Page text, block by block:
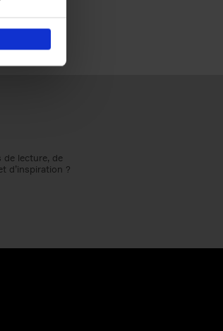
de lecture, de
d’inspiration ?